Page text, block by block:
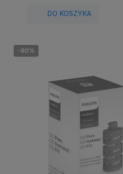
DO KOSZYKA
-80%